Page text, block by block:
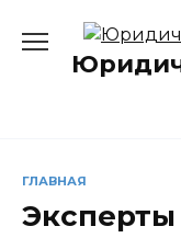
содержанию
ГЛАВНАЯ
Эксперты